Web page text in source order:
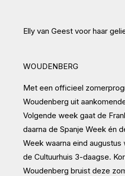
Elly van Geest voor haar
WOUDENBERG
Met een officieel
Woudenberg uit
Volgende week gaat de
daarna de Spanje Week én
Week waarna eind
de Cultuurhuis 3-daagse.
Woudenberg bruist deze